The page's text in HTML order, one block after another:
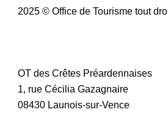
2025 © Office de Tourisme tout
OT des Crêtes Préardennaises
1, rue Cécilia Gazagnaire
08430 Launois-sur-Vence